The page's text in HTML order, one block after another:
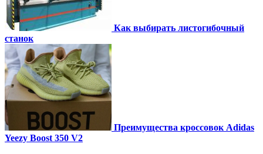
Как выбирать листогибочный
станок
Преимущества кроссовок Adidas
Yeezy Boost 350 V2